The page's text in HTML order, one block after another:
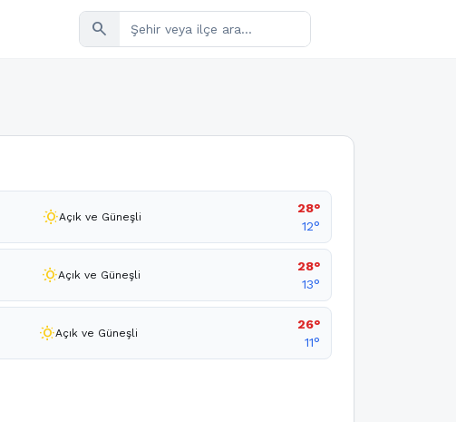
search
wb_sunnyAçık ve Güneşli
28°
12°
wb_sunnyAçık ve Güneşli
28°
13°
wb_sunnyAçık ve Güneşli
26°
11°